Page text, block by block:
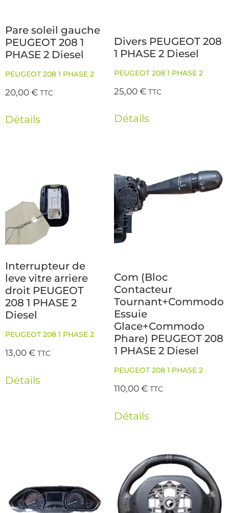
Pare soleil gauche
PEUGEOT 208 1
PHASE 2 Diesel
PEUGEOT 208 1 PHASE 2
20,00€ TTC
Détails
Divers PEUGEOT 208
1 PHASE 2 Diesel
PEUGEOT 208 1 PHASE 2
25,00€ TTC
Détails
Interrupteur de
leve vitre arriere
droit PEUGEOT
208 1 PHASE 2
Diesel
PEUGEOT 208 1 PHASE 2
13,00€ TTC
Détails
Com (Bloc
Contacteur
Tournant+Commodo
Essuie
Glace+Commodo
Phare) PEUGEOT 208
1 PHASE 2 Diesel
PEUGEOT 208 1 PHASE 2
110,00€ TTC
Détails